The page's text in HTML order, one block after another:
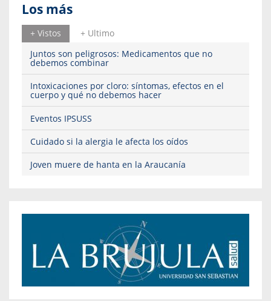
Los más
+ Vistos
+ Ultimo
Juntos son peligrosos: Medicamentos que no
debemos combinar
Intoxicaciones por cloro: síntomas, efectos en el
cuerpo y qué no debemos hacer
Eventos IPSUSS
Cuidado si la alergia le afecta los oídos
Joven muere de hanta en la Araucanía